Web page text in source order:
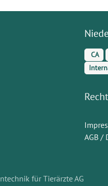
CA
AGB /
für Tierärzte AG